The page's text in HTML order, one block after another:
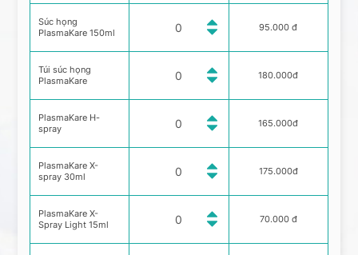
Súc họng
PlasmaKare 150ml
Túi súc họng
PlasmaKare
PlasmaKare H-
spray
PlasmaKare X-
spray 30ml
PlasmaKare X-
Spray Light 15ml
95.000 đ
180.000đ
165.000đ
175.000đ
70.000 đ